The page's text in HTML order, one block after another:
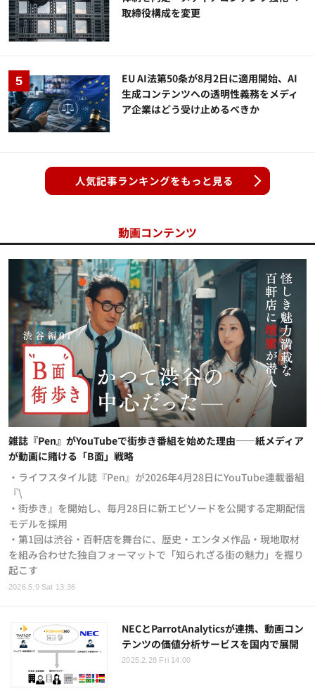
取締役構成を変更
EU AI法第50条が8月2日に適用開始、AI
生成コンテンツへの透明性義務をメディ
ア企業はどう受け止めるべきか
人気記事ランキングをもっと見る
動画コンテンツ
2026.5.9 Sat 13:36
雑誌『Pen』がYouTubeで街歩き番組を始めた理由——紙メディア
が動画に賭ける「B面」戦略
・ライフスタイル誌『Pen』が2026年4月28日にYouTube連載番組
『\
・街歩き』を開始し、毎月28日に新エピソードを公開する定期配信
モデルを採用
・第1回は渋谷・百軒店を舞台に、歴史・エンタメ作品・現地取材
を組み合わせた独自フォーマットで「知られざる街の魅力」を掘り
起こす
NECとParrotAnalyticsが連携、動画コン
テンツの価値分析サービスを国内で展開
2025.2.28 Fri 14:00